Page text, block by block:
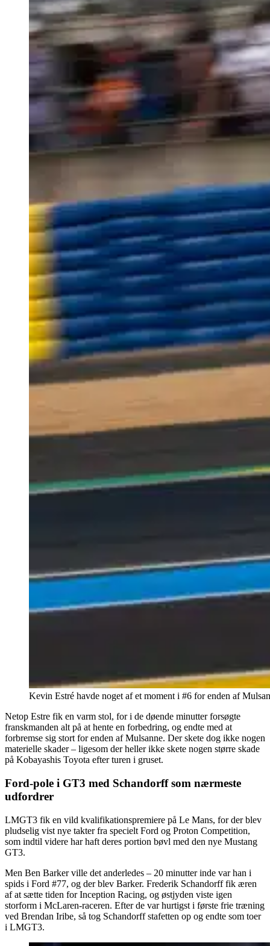
Kevin Estré havde noget af et moment i #6 for enden af
Netop Estre fik en varm stol, for i de døende minutter forsøgte
franskmanden alt på at hente en forbedring, og endte med at
forbremse sig stort for enden af Mulsanne. Der skete dog ikke nogen
materielle skader – ligesom der heller ikke skete nogen større skade
på Kobayashis Toyota efter turen i gruset.
Ford-pole i GT3 med Schandorff som nærmeste
udfordrer
LMGT3 fik en vild kvalifikationspremiere på Le Mans, for der blev
pludselig vist nye takter fra specielt Ford og Proton Competition,
som indtil videre har haft deres portion bøvl med den nye Mustang
GT3.
Men Ben Barker ville det anderledes – 20 minutter inde var han i
spids i Ford #77, og der blev Barker. Frederik Schandorff fik æren
af at sætte tiden for Inception Racing, og østjyden viste igen
storform i McLaren-raceren. Efter de var hurtigst i første frie træning
ved Brendan Iribe, så tog Schandorff stafetten op og endte som toer
i LMGT3.